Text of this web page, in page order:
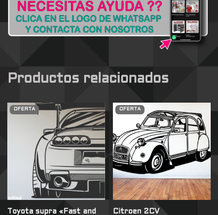
Productos relacionados
OFERTA
Toyota supra «Fast and
OFERTA
Citroen 2CV